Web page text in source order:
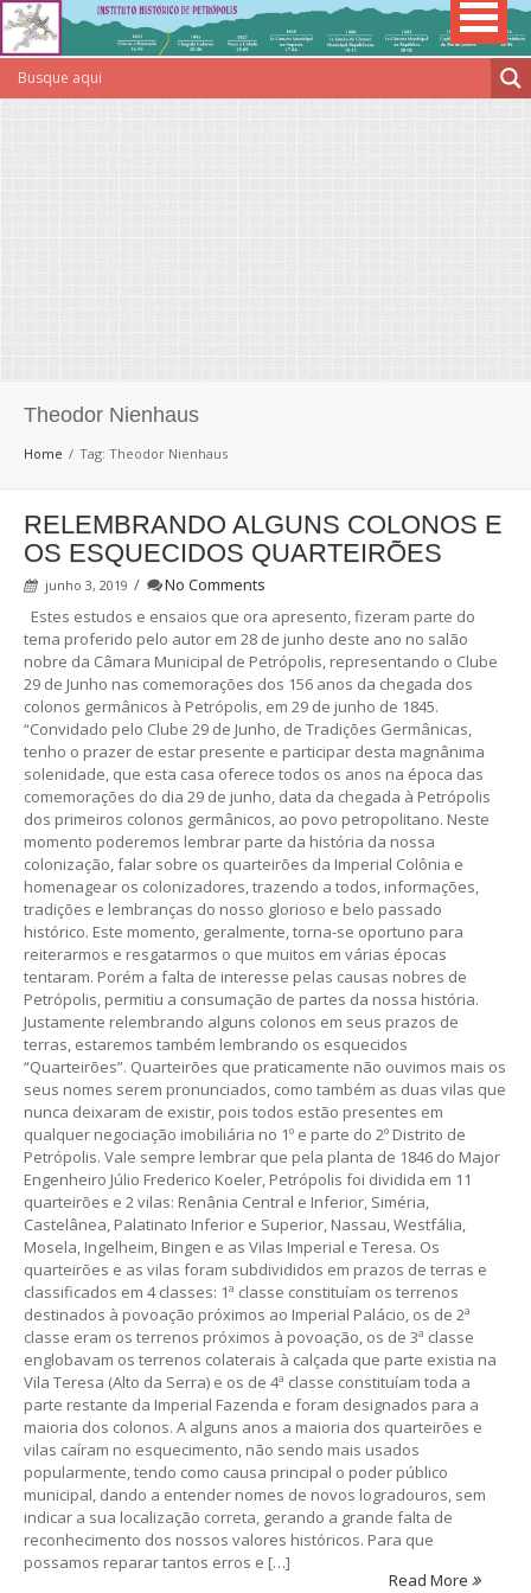
Theodor Nienhaus
Home Tag: Theodor Nienhaus
RELEMBRANDO ALGUNS COLONOS E
OS ESQUECIDOS QUARTEIRÕES
junho 3, 2019 /
No Comments
Estes estudos e ensaios que ora apresento, fizeram parte do
tema proferido pelo autor em 28 de junho deste ano no salão
nobre da Câmara Municipal de Petrópolis, representando o Clube
29 de Junho nas comemorações dos 156 anos da chegada dos
colonos germânicos à Petrópolis, em 29 de junho de 1845.
“Convidado pelo Clube 29 de Junho, de Tradições Germânicas,
tenho o prazer de estar presente e participar desta magnânima
solenidade, que esta casa oferece todos os anos na época das
comemorações do dia 29 de junho, data da chegada à Petrópolis
dos primeiros colonos germânicos, ao povo petropolitano. Neste
momento poderemos lembrar parte da história da nossa
colonização, falar sobre os quarteirões da Imperial Colônia e
homenagear os colonizadores, trazendo a todos, informações,
tradições e lembranças do nosso glorioso e belo passado
histórico. Este momento, geralmente, torna-se oportuno para
reiterarmos e resgatarmos o que muitos em várias épocas
tentaram. Porém a falta de interesse pelas causas nobres de
Petrópolis, permitiu a consumação de partes da nossa história.
Justamente relembrando alguns colonos em seus prazos de
terras, estaremos também lembrando os esquecidos
“Quarteirões”. Quarteirões que praticamente não ouvimos mais os
seus nomes serem pronunciados, como também as duas vilas que
nunca deixaram de existir, pois todos estão presentes em
qualquer negociação imobiliária no 1º e parte do 2º Distrito de
Petrópolis. Vale sempre lembrar que pela planta de 1846 do Major
Engenheiro Júlio Frederico Koeler, Petrópolis foi dividida em 11
quarteirões e 2 vilas: Renânia Central e Inferior, Siméria,
Castelânea, Palatinato Inferior e Superior, Nassau, Westfália,
Mosela, Ingelheim, Bingen e as Vilas Imperial e Teresa. Os
quarteirões e as vilas foram subdivididos em prazos de terras e
classificados em 4 classes: 1ª classe constituíam os terrenos
destinados à povoação próximos ao Imperial Palácio, os de 2ª
classe eram os terrenos próximos à povoação, os de 3ª classe
englobavam os terrenos colaterais à calçada que parte existia na
Vila Teresa (Alto da Serra) e os de 4ª classe constituíam toda a
parte restante da Imperial Fazenda e foram designados para a
maioria dos colonos. A alguns anos a maioria dos quarteirões e
vilas caíram no esquecimento, não sendo mais usados
popularmente, tendo como causa principal o poder público
municipal, dando a entender nomes de novos logradouros, sem
indicar a sua localização correta, gerando a grande falta de
reconhecimento dos nossos valores históricos. Para que
possamos reparar tantos erros e […]
Read More